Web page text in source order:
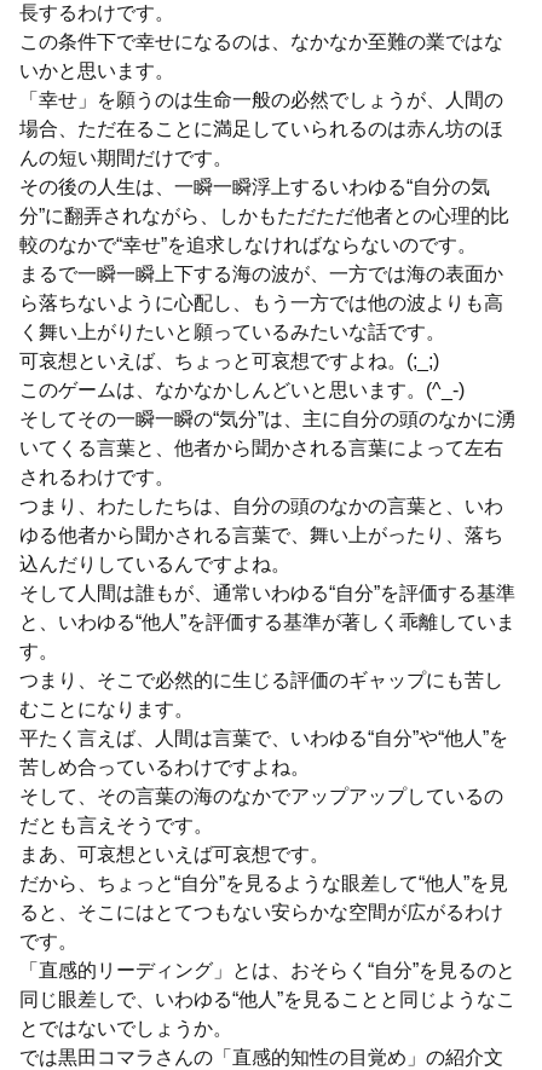
長するわけです。
この条件下で幸せになるのは、なかなか至難の業ではな
いかと思います。
「幸せ」を願うのは生命一般の必然でしょうが、人間の
場合、ただ在ることに満足していられるのは赤ん坊のほ
んの短い期間だけです。
その後の人生は、一瞬一瞬浮上するいわゆる“自分の気
分”に翻弄されながら、しかもただただ他者との心理的比
較のなかで“幸せ”を追求しなければならないのです。
まるで一瞬一瞬上下する海の波が、一方では海の表面か
ら落ちないように心配し、もう一方では他の波よりも高
く舞い上がりたいと願っているみたいな話です。
可哀想といえば、ちょっと可哀想ですよね。(;_;)
このゲームは、なかなかしんどいと思います。(^_-)
そしてその一瞬一瞬の“気分”は、主に自分の頭のなかに湧
いてくる言葉と、他者から聞かされる言葉によって左右
されるわけです。
つまり、わたしたちは、自分の頭のなかの言葉と、いわ
ゆる他者から聞かされる言葉で、舞い上がったり、落ち
込んだりしているんですよね。
そして人間は誰もが、通常いわゆる“自分”を評価する基準
と、いわゆる“他人”を評価する基準が著しく乖離していま
す。
つまり、そこで必然的に生じる評価のギャップにも苦し
むことになります。
平たく言えば、人間は言葉で、いわゆる“自分”や“他人”を
苦しめ合っているわけですよね。
そして、その言葉の海のなかでアップアップしているの
だとも言えそうです。
まあ、可哀想といえば可哀想です。
だから、ちょっと“自分”を見るような眼差して“他人”を見
ると、そこにはとてつもない安らかな空間が広がるわけ
です。
「直感的リーディング」とは、おそらく“自分”を見るのと
同じ眼差しで、いわゆる“他人”を見ることと同じようなこ
とではないでしょうか。
では黒田コマラさんの「直感的知性の目覚め」の紹介文